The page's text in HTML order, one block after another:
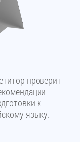
проверит
к
языку.